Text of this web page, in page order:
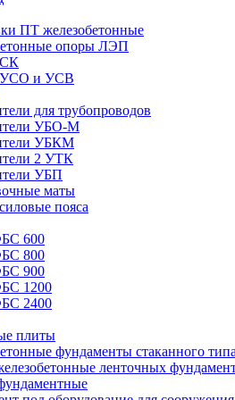
ПТ железобетонные
опоры ЛЭП
УСО и УСВ
для трубопроводов
УБО-М
УБКМ
2 УТК
УБП
маты
пояса
600
800
900
1200
2400
плиты
фундаменты стаканного типа
ленточных